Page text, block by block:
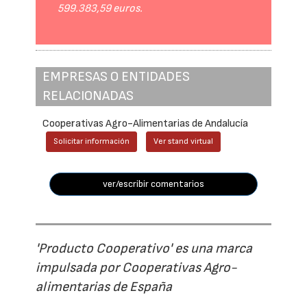
599.383,59 euros.
EMPRESAS O ENTIDADES
RELACIONADAS
Cooperativas Agro-Alimentarias de Andalucía
Solicitar información Ver stand virtual
ver/escribir comentarios
'Producto Cooperativo' es una marca
impulsada por Cooperativas Agro-
alimentarias de España